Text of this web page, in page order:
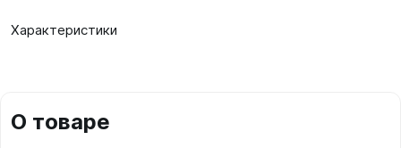
Характеристики
О товаре